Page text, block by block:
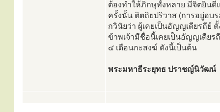
ต้องทำให้ภิกษุทั้งหลาย มีจิตยินดี
ครั้งนั้น ติตถิยปริวาส (การอยู่อบ
กวินัยว่า ผู้เคยเป็นอัญญเดียรถีย์
ข้าพเจ้ามีชื่อนี้เคยเป็นอัญญเดียร
๔ เดือนกะสงฆ์ ดังนี้เป็นต้น
พระมหาธีระยุทธ ปราชญ์นิวัฒน์